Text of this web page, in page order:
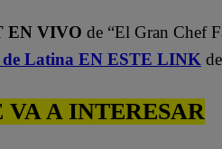
EN VIVO de “El Gran Chef
de Latina EN ESTE LINK
VA A INTERESAR